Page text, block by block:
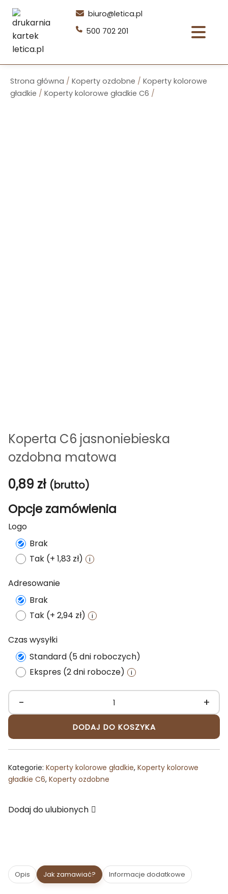
Przejdź
treści
biuro@letica.pl
500 702 201
Strona główna / Koperty ozdobne / Koperty kolorowe
gładkie / Koperty kolorowe gładkie C6 /
Koperta C6 jasnoniebieska
ozdobna matowa
0,89 zł (brutto)
Opcje zamówienia
Logo
Brak
Tak (+ 1,83 zł)
Adresowanie
Brak
Tak (+ 2,94 zł)
Czas wysyłki
Standard (5 dni roboczych)
Ekspres (2 dni robocze)
-
ilość
jasnoniebieska
matowa
+
DODAJ DO KOSZYKA
Kategorie: Koperty kolorowe gładkie, Koperty kolorowe
gładkie C6, Koperty ozdobne
Dodaj do ulubionych
Opis Jak zamawiać? Informacje dodatkowe